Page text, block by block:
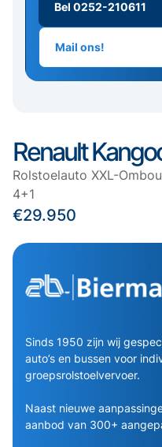
Bel 0252-210611
Mail ons!
Renault
Rolstoelauto XXL-
4+1
€29.950
Sinds 1950 zijn wij
auto’s en bussen voor
groepsrolstoelvervoer.
Naast nieuwe
aanbod van 300+